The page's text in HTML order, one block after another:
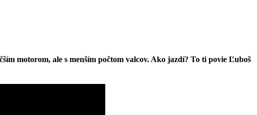
motorom, ale s menším počtom valcov. Ako jazdí? To ti povie Ľuboš